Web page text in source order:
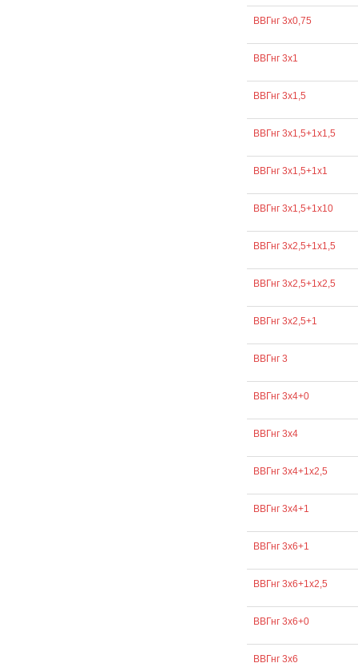
ВВГнг 3х0,75
ВВГнг 3х1
ВВГнг 3х1,5
ВВГнг 3х1,5+1х1,5
ВВГнг 3х1,5+1х1
ВВГнг 3х1,5+1х10
ВВГнг 3х2,5+1х1,5
ВВГнг 3х2,5+1х2,5
ВВГнг 3х2,5+1
ВВГнг 3
ВВГнг 3х4+0
ВВГнг 3х4
ВВГнг 3х4+1х2,5
ВВГнг 3х4+1
ВВГнг 3х6+1
ВВГнг 3х6+1х2,5
ВВГнг 3х6+0
ВВГнг 3х6